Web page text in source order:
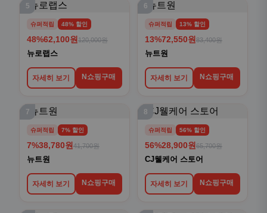
5
슈퍼적립 48% 할인
48%62,100원 120,000원
뉴로랩스
자세히 보기 N쇼핑구매
6
슈퍼적립 13% 할인
13%72,550원 83,400원
뉴트원
자세히 보기 N쇼핑구매
7
슈퍼적립 7% 할인
7%38,780원 41,700원
뉴트원
자세히 보기 N쇼핑구매
8
슈퍼적립 56% 할인
56%28,900원 65,700원
CJ웰케어 스토어
자세히 보기 N쇼핑구매